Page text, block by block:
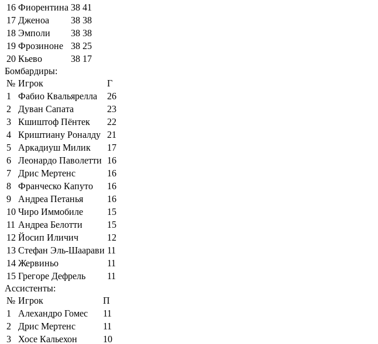
16 Фиорентина 38 41
17 Дженоа 38 38
18 Эмполи 38 38
19 Фрозиноне 38 25
20 Кьево 38 17
Бомбардиры:
№ Игрок
Г
1
Фабио Квальярелла
26
2
Дуван Сапата
23
3
Кшиштоф Пёнтек
22
4
Криштиану Роналду
21
5
Аркадиуш Милик
17
6
Леонардо Паволетти
16
7
Дрис Мертенс
16
8
Франческо Капуто
16
9
Андреа Петанья
16
10 Чиро Иммобиле
15
11 Андреа Белотти
15
12 Йосип Иличич
12
13 Стефан Эль-Шаарави 11
14 Жервиньо
11
15 Грегоре Дефрель
11
Ассистенты:
№ Игрок
П
1
Алехандро Гомес
11
2
Дрис Мертенс
11
3
Хосе Кальехон
10